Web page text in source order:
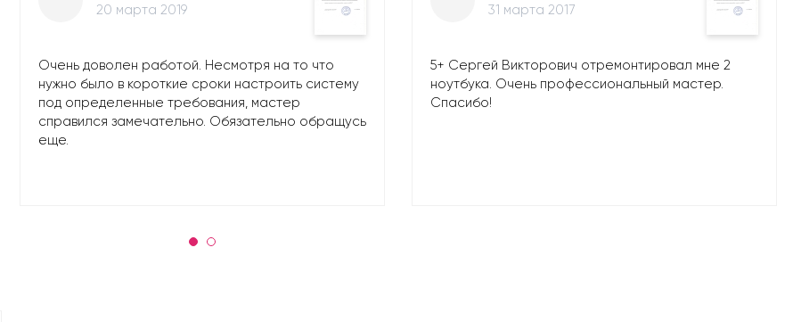
20 марта 2019
Очень доволен работой. Несмотря на то что
нужно было в короткие сроки настроить систему
под определенные требования, мастер
справился замечательно. Обязательно обращусь
еще.
31 марта 2017
5+ Сергей Викторович отремонтировал мне 2
ноутбука. Очень профессиональный мастер.
Спасибо!